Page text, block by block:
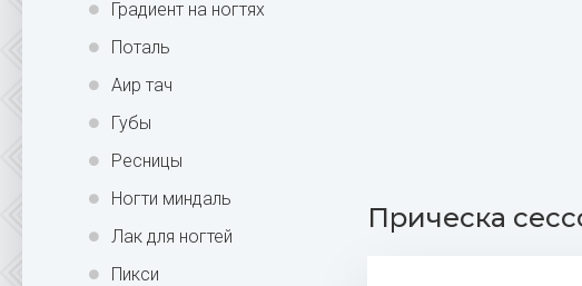
Градиент на ногтях
Поталь
Аир тач
Губы
Ресницы
Ногти миндаль
Лак для ногтей
Пикси
Прическа